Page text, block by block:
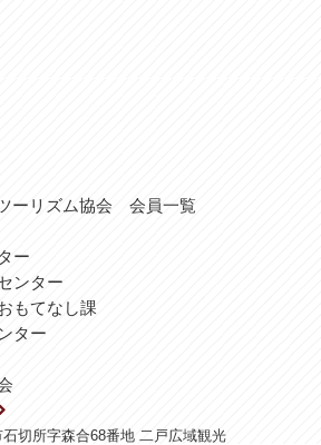
ーリズム協会 会員一覧
ー
ンター
もてなし課
ター
切所字森合68番地 二戸広域観光